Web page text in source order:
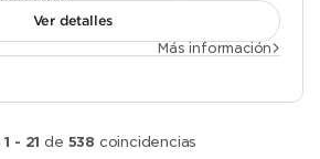
Ver detalles
Más información
1 - 21 de 538 coincidencias